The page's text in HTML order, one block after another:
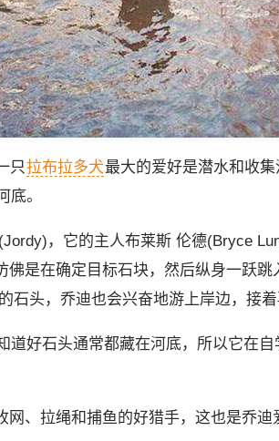
只拉布拉多犬最大的爱好是潜水和收
。
，它的主人布莱斯 伦德(Bryce
是在确定目标石块，然后纵身一跃
石头，乔迪也会兴奋地游上岸边，接着
道好石头通常都藏在河底，所以它在
拉绳和捕鱼的好猎手，这也是乔迪